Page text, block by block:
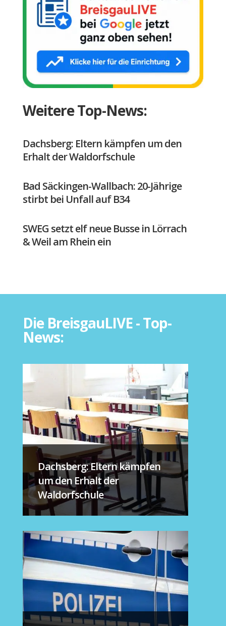
Weitere Top-News:
Dachsberg: Eltern kämpfen um den
Erhalt der Waldorfschule
Bad Säckingen-Wallbach: 20-Jährige
stirbt bei Unfall auf B34
SWEG setzt elf neue Busse in Lörrach
& Weil am Rhein ein
Die BreisgauLIVE - Top-
News:
Dachsberg: Eltern kämpfen
um den Erhalt der
Waldorfschule